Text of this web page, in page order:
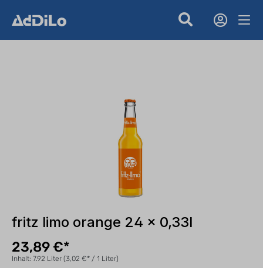
fritz limo orange 24 x 0,33l
23,89 €*
Inhalt: 7.92 Liter (3,02 €* / 1 Liter)